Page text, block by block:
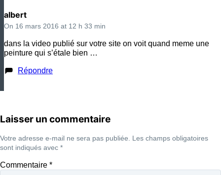
albert
On 16 mars 2016 at 12 h 33 min
dans la video publié sur votre site on voit quand meme une
peinture qui s’étale bien …
Répondre
Laisser un commentaire
Votre adresse e-mail ne sera pas publiée. Les champs obligatoires
sont indiqués avec *
Commentaire *